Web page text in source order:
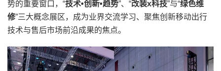
势的重要窗口，“技术•创新•趋势”、“改装x科技”与“绿色维
修”三大概念展区，成为业界交流学习、聚焦创新移动出行
技术与售后市场前沿成果的焦点。